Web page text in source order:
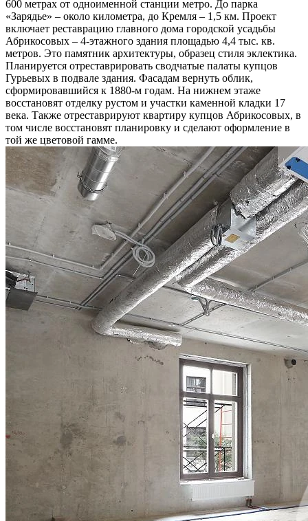
600 метрах от одноименной станции метро. До парка
«Зарядье» – около километра, до Кремля – 1,5 км. Проект
включает реставрацию главного дома городской усадьбы
Абрикосовых – 4-этажного здания площадью 4,4 тыс. кв.
метров. Это памятник архитектуры, образец стиля эклектика.
Планируется отреставрировать сводчатые палаты купцов
Гурьевых в подвале здания. Фасадам вернуть облик,
сформировавшийся к 1880-м годам. На нижнем этаже
восстановят отделку рустом и участки каменной кладки 17
века. Также отреставрируют квартиру купцов Абрикосовых, в
том числе восстановят планировку и сделают оформление в
той же цветовой гамме.